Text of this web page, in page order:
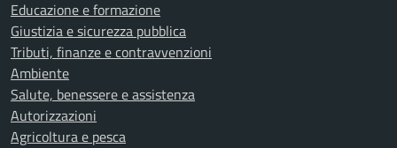
Educazione e formazione
Giustizia e sicurezza pubblica
Tributi, finanze e contravvenzioni
Ambiente
Salute, benessere e assistenza
Autorizzazioni
Agricoltura e pesca